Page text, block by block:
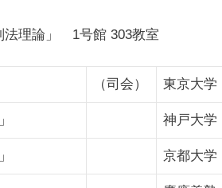
理論」 1号館 303教室
（司会） 東京大学
神戸大学
京都大学